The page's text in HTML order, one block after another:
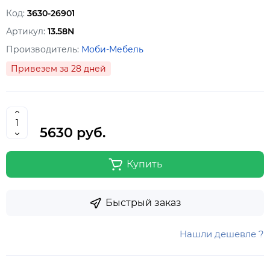
Код: 3630-26901
Артикул: 13.58N
Производитель: Моби-Мебель
Привезем за 28 дней
5630 руб.
Купить
Быстрый заказ
Нашли дешевле ?